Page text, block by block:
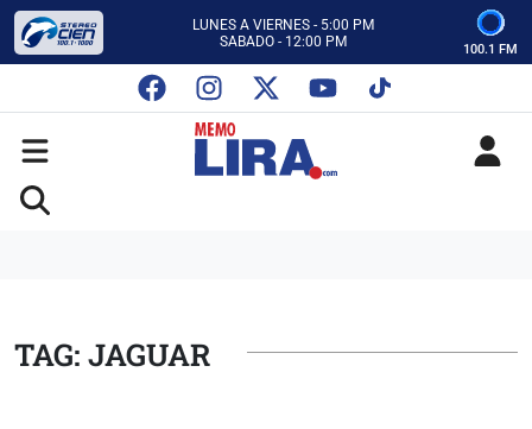
LUNES A VIERNES - 5:00 PM
SABADO - 12:00 PM
CON MEMO LIRA Y SU EQUIPO
LUNES A VIERNES - 5:00 PM
SABADO - 12:00 PM
100.1 FM
TAG: JAGUAR